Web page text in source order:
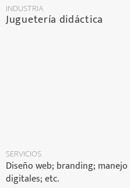
INDUSTRIA
Juguetería didáctica
SERVICIOS
Diseño web; branding;
digitales; etc.